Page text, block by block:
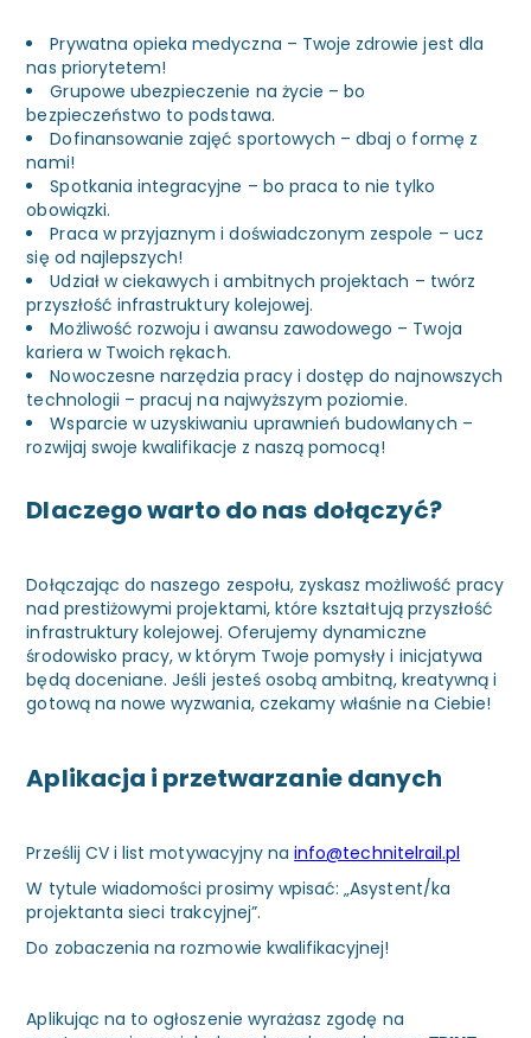
Prywatna opieka medyczna – Twoje zdrowie jest dla
nas priorytetem!
Grupowe ubezpieczenie na życie – bo
bezpieczeństwo to podstawa.
Dofinansowanie zajęć sportowych – dbaj o formę z
nami!
Spotkania integracyjne – bo praca to nie tylko
obowiązki.
Praca w przyjaznym i doświadczonym zespole – ucz
się od najlepszych!
Udział w ciekawych i ambitnych projektach – twórz
przyszłość infrastruktury kolejowej.
Możliwość rozwoju i awansu zawodowego – Twoja
kariera w Twoich rękach.
Nowoczesne narzędzia pracy i dostęp do najnowszych
technologii – pracuj na najwyższym poziomie.
Wsparcie w uzyskiwaniu uprawnień budowlanych –
rozwijaj swoje kwalifikacje z naszą pomocą!
Dlaczego warto do nas dołączyć?
Dołączając do naszego zespołu, zyskasz możliwość pracy
nad prestiżowymi projektami, które kształtują przyszłość
infrastruktury kolejowej. Oferujemy dynamiczne
środowisko pracy, w którym Twoje pomysły i inicjatywa
będą doceniane. Jeśli jesteś osobą ambitną, kreatywną i
gotową na nowe wyzwania, czekamy właśnie na Ciebie!
Aplikacja i przetwarzanie danych
Prześlij CV i list motywacyjny nainfo@technitelrail.pl
W tytule wiadomości prosimy wpisać: „Asystent/ka
projektanta sieci trakcyjnej”.
Do zobaczenia na rozmowie kwalifikacyjnej!
Aplikując na to ogłoszenie wyrażasz zgodę na